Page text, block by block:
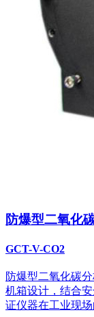
防爆型二氧化
GCT-V-CO2
防爆型二氧化碳
机箱设计，结合
证仪器在工业现